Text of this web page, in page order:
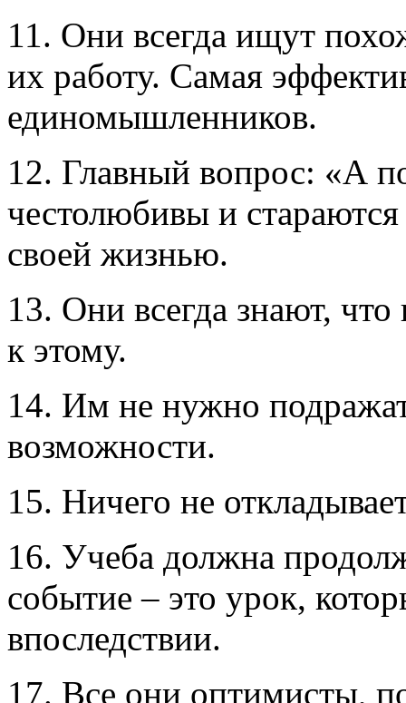
11. Они всегда ищут
их работу. Самая
единомышленников.
12. Главный вопрос: «А
честолюбивы и стараются
своей жизнью.
13. Они всегда знают,
к этому.
14. Им не нужно
возможности.
15. Ничего не
16. Учеба должна
событие – это урок,
впоследствии.
17. Все они оптимисты,